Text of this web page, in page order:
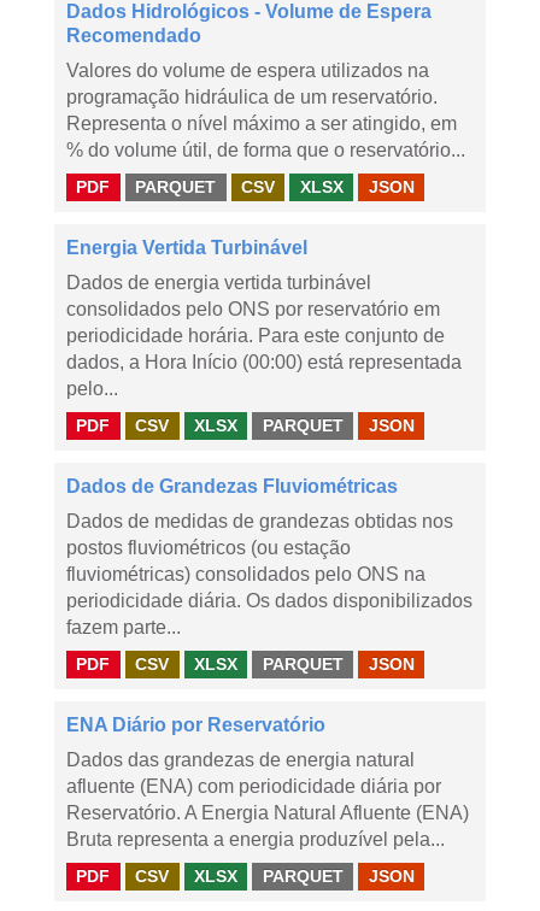
Dados Hidrológicos - Volume de Espera
Recomendado
Valores do volume de espera utilizados na
programação hidráulica de um reservatório.
Representa o nível máximo a ser atingido, em
% do volume útil, de forma que o reservatório...
PDF PARQUET CSV XLSX JSON
Energia Vertida Turbinável
Dados de energia vertida turbinável
consolidados pelo ONS por reservatório em
periodicidade horária. Para este conjunto de
dados, a Hora Início (00:00) está representada
pelo...
PDF CSV XLSX PARQUET JSON
Dados de Grandezas Fluviométricas
Dados de medidas de grandezas obtidas nos
postos fluviométricos (ou estação
fluviométricas) consolidados pelo ONS na
periodicidade diária. Os dados disponibilizados
fazem parte...
PDF CSV XLSX PARQUET JSON
ENA Diário por Reservatório
Dados das grandezas de energia natural
afluente (ENA) com periodicidade diária por
Reservatório. A Energia Natural Afluente (ENA)
Bruta representa a energia produzível pela...
PDF CSV XLSX PARQUET JSON